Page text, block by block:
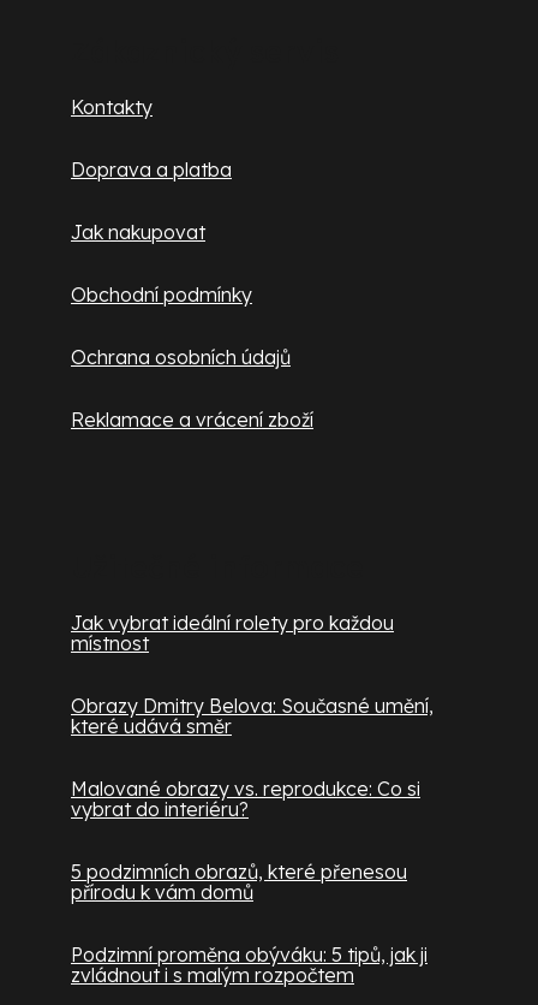
u
Kontakty
Doprava a platba
Jak nakupovat
Obchodní podmínky
Ochrana osobních údajů
Reklamace a vrácení zboží
Jak vybrat ideální rolety pro každou
místnost
Obrazy Dmitry Belova: Současné umění,
které udává směr
Malované obrazy vs. reprodukce: Co si
vybrat do interiéru?
5 podzimních obrazů, které přenesou
přírodu k vám domů
Podzimní proměna obýváku: 5 tipů, jak ji
zvládnout i s malým rozpočtem